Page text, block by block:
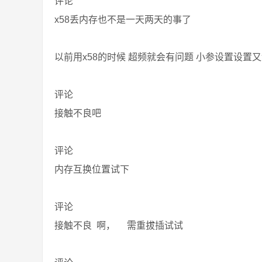
x58丢内存也不是一天两天的事了
以前用x58的时候 超频就会有问题 小参设置设置又
评论
接触不良吧
评论
内存互换位置试下
评论
接触不良 啊， 需重拔插试试